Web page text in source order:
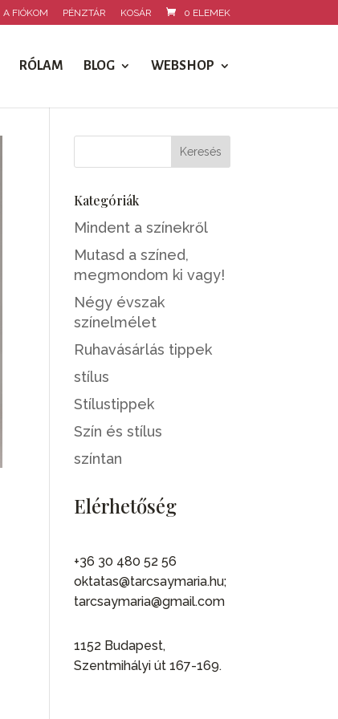
A FIÓKOM PÉNZTÁR KOSÁR 0 ELEMEK
RÓLAM BLOG WEBSHOP
Kategóriák
Mindent a színekről
Mutasd a színed,
megmondom ki vagy!
Négy évszak
színelmélet
Ruhavásárlás tippek
stílus
Stílustippek
Szín és stílus
színtan
Elérhetőség
+36 30 480 52 56
oktatas@tarcsaymaria.hu;
tarcsaymaria@gmail.com
1152 Budapest,
Szentmihályi út 167-169.